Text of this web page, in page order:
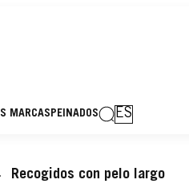
MARCASPEINADOS ES
Recogidos con pelo largo